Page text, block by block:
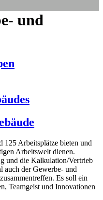
und
125 Arbeitsplätze bieten und
Arbeitswelt dienen.
und die Kalkulation/Vertrieb
auch der Gewerbe- und
Es soll ein
Teamgeist und Innovationen